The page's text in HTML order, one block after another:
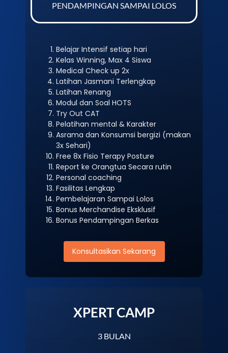
PENDAMPINGAN SAMPAI LOLOS
Belajar Intensif setiap hari
Kelas Winning, Max 4 Siswa
Medical Check up 2x
Latihan Jasmani Terlengkap
Latihan Renang
Modul dan Soal HOTS
Try Out CAT
Pelatihan mental & Karakter
Asrama dan Konsumsi bergizi (makan
3x Sehari)
Free 8x Fisio Terapy Posture
Report ke Orangtua Secara rutin
Personal coaching
Fasilitas Lengkap
Pembelajaran Sampai Lolos
Bonus Merchandise Eksklusif
Bonus Pendampingan Berkas
Konsultasikan Sekarang
XPERT CAMP
3 BULAN